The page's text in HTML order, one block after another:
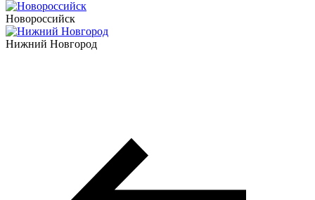
Новороссийск
Нижний Новгород